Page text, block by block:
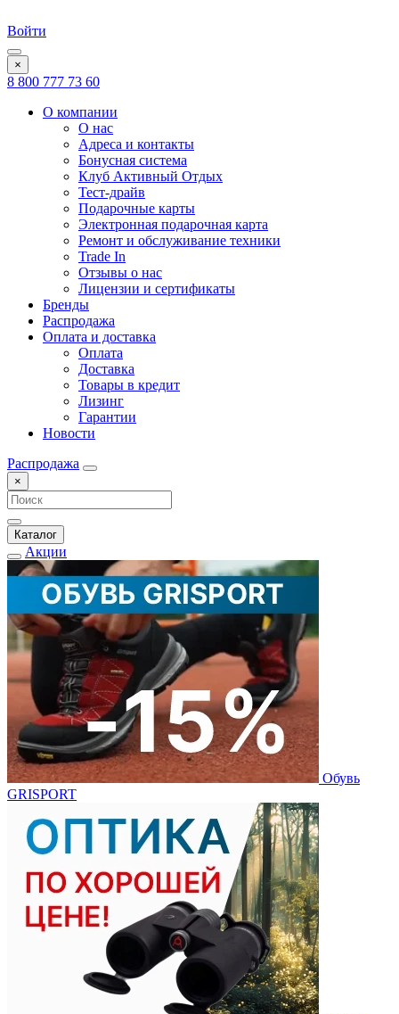
Войти
×
8 800 777 73 60
О компании
О нас
Адреса и контакты
Бонусная система
Клуб Активный Отдых
Тест-драйв
Подарочные карты
Электронная подарочная карта
Ремонт и обслуживание техники
Trade In
Отзывы о нас
Лицензии и сертификаты
Бренды
Распродажа
Оплата и доставка
Оплата
Доставка
Товары в кредит
Лизинг
Гарантии
Новости
Распродажа
×
Каталог
Акции
Обувь
GRISPORT